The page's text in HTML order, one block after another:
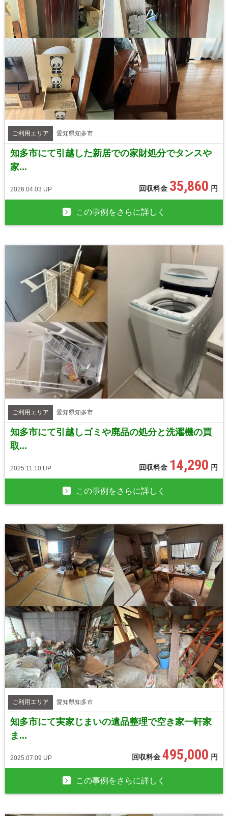
ご利用エリア 愛知県知多市
知多市にて引越した新居での家財処分でタンスや
家...
2026.04.03 UP 回収料金 35,860 円
この事例をさらに詳しく
ご利用エリア 愛知県知多市
知多市にて引越しゴミや廃品の処分と洗濯機の買
取...
2025.11.10 UP 回収料金 14,290 円
この事例をさらに詳しく
ご利用エリア 愛知県知多市
知多市にて実家じまいの遺品整理で空き家一軒家
ま...
2025.07.09 UP 回収料金 495,000 円
この事例をさらに詳しく